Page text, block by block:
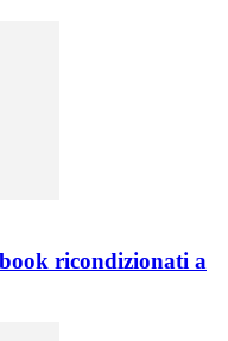
ricondizionati a